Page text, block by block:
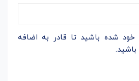
شده باشید تا قادر به اضافه
باشید.